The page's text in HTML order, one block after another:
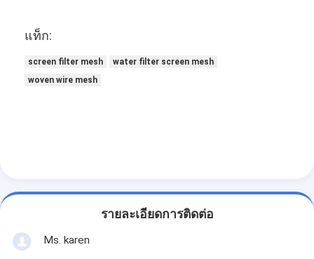
แท็ก:
screen filter mesh
water filter screen mesh
woven wire mesh
รายละเอียดการติดต่อ
Ms. karen